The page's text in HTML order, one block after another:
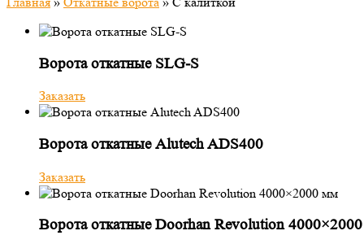
Ворота откатные SLG-S
Заказать
Ворота откатные Alutech ADS400
Заказать
Ворота откатные Doorhan Revolution